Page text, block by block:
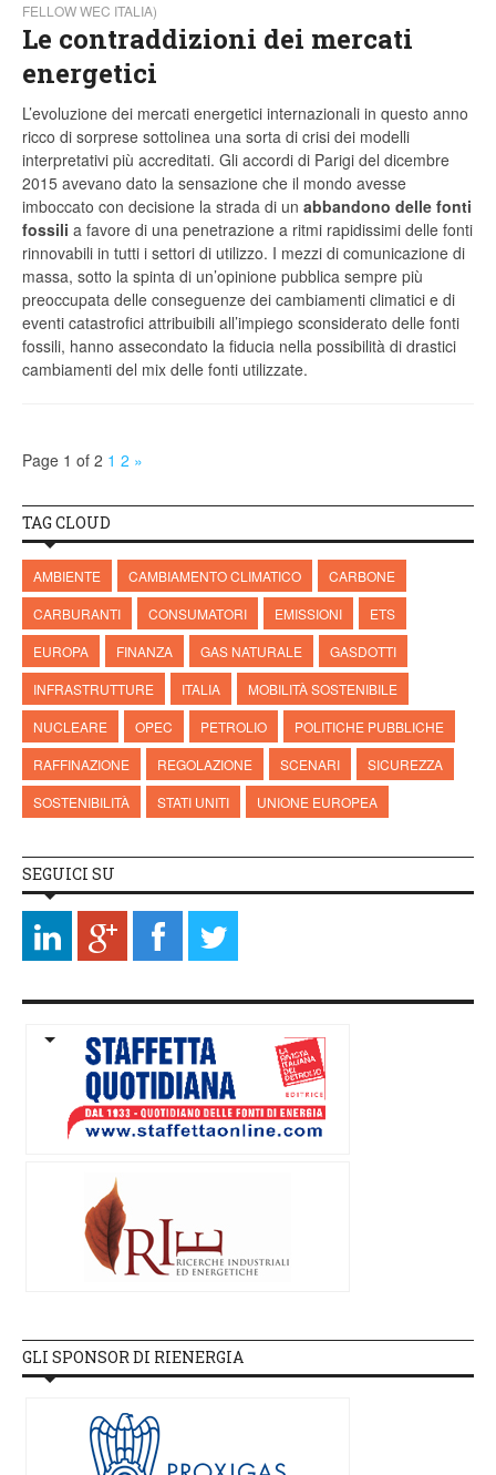
FELLOW WEC ITALIA)
Le contraddizioni dei mercati
energetici
L’evoluzione dei mercati energetici internazionali in questo anno
ricco di sorprese sottolinea una sorta di crisi dei modelli
interpretativi più accreditati. Gli accordi di Parigi del dicembre
2015 avevano dato la sensazione che il mondo avesse
imboccato con decisione la strada di un abbandono delle fonti
fossili a favore di una penetrazione a ritmi rapidissimi delle fonti
rinnovabili in tutti i settori di utilizzo. I mezzi di comunicazione di
massa, sotto la spinta di un’opinione pubblica sempre più
preoccupata delle conseguenze dei cambiamenti climatici e di
eventi catastrofici attribuibili all’impiego sconsiderato delle fonti
fossili, hanno assecondato la fiducia nella possibilità di drastici
cambiamenti del mix delle fonti utilizzate.
Page 1 of 2 1 2 »
TAG CLOUD
AMBIENTE CAMBIAMENTO CLIMATICO
CARBONE
CARBURANTI
CONSUMATORI EMISSIONI
ETS
EUROPA
FINANZA GAS NATURALE
GASDOTTI
INFRASTRUTTURE
ITALIA
MOBILITÀ SOSTENIBILE
NUCLEARE
OPEC PETROLIO
POLITICHE PUBBLICHE
RAFFINAZIONE
REGOLAZIONE SCENARI
SICUREZZA
SOSTENIBILITÀ
STATI UNITI UNIONE EUROPEA
SEGUICI SU
GLI SPONSOR DI RIENERGIA